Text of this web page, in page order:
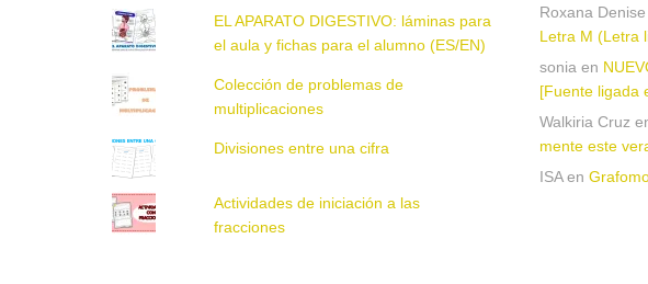
EL APARATO DIGESTIVO: láminas para
el aula y fichas para el alumno (ES/EN)
Colección de problemas de
multiplicaciones
Divisiones entre una cifra
Actividades de iniciación a las
fracciones
Roxana Denise
Letra M (Letra
sonia en
[Fuente ligada
Walkiria Cruz
mente este
ISAen